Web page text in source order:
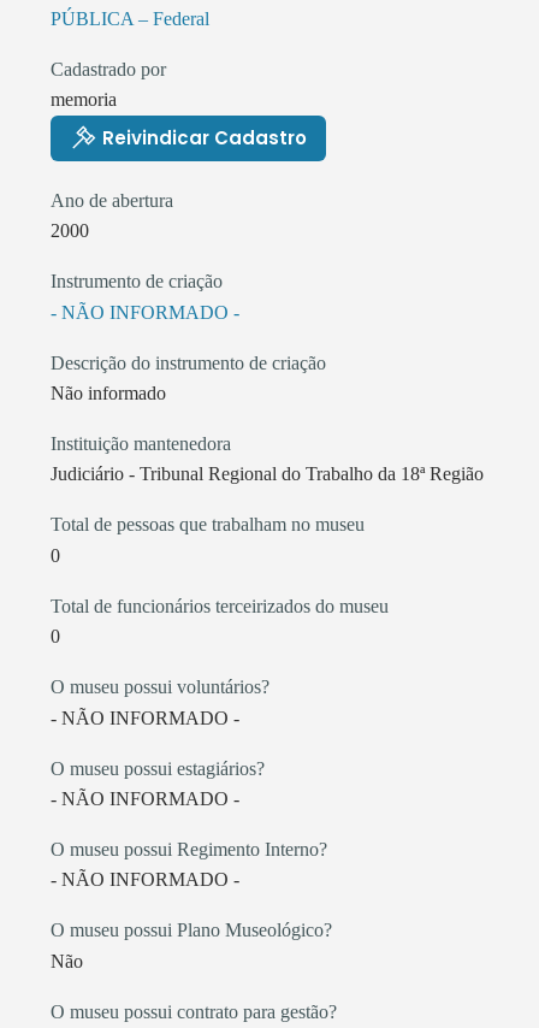
PÚBLICA – Federal
Cadastrado por
memoria
Reivindicar Cadastro
Ano de abertura
2000
Instrumento de criação
- NÃO INFORMADO -
Descrição do instrumento de criação
Não informado
Instituição mantenedora
Judiciário - Tribunal Regional do Trabalho da 18ª Região
Total de pessoas que trabalham no museu
0
Total de funcionários terceirizados do museu
0
O museu possui voluntários?
- NÃO INFORMADO -
O museu possui estagiários?
- NÃO INFORMADO -
O museu possui Regimento Interno?
- NÃO INFORMADO -
O museu possui Plano Museológico?
Não
O museu possui contrato para gestão?